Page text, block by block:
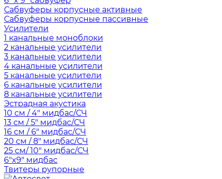
Сабвуферы корпусные активные
Сабвуферы корпусные пассивные
Усилители
1 канальные моноблоки
2 канальные усилители
3 канальные усилители
4 канальные усилители
5 канальные усилители
6 канальные усилители
8 канальные усилители
Эстрадная акустика
10 см / 4" мидбас/СЧ
13 см / 5" мидбас/СЧ
16 см / 6" мидбас/СЧ
20 см / 8" мидбас/СЧ
25 см/ 10" мидбас/СЧ
6"x9" мидбас
Твитеры рупорные